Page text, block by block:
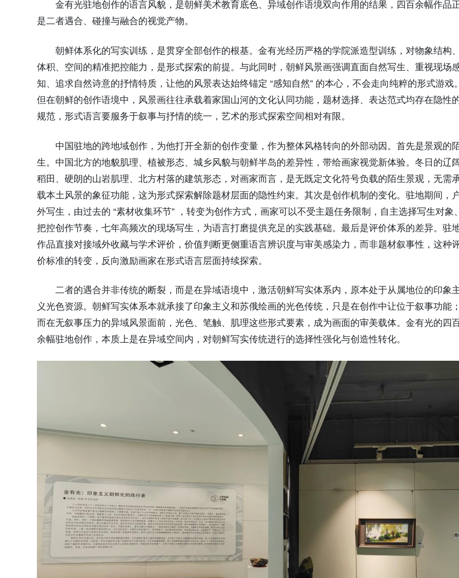
金有光驻地创作的语言风貌，是朝鲜美术教育底色、异域创作语境双向作用的结果，四百余幅作品
是二者遇合、碰撞与融合的视觉产物。
朝鲜体系化的写实训练，是贯穿全部创作的根基。金有光经历严格的学院派造型训练，对物象结构、
体积、空间的精准把控能力，是形式探索的前提。与此同时，朝鲜风景画强调直面自然写生、重视现场
知、追求自然诗意的抒情特质，让他的风景表达始终锚定 “感知自然” 的本心，不会走向纯粹的形式游戏。
但在朝鲜的创作语境中，风景画往往承载着家国山河的文化认同功能，题材选择、表达范式均存在隐性
规范，形式语言要服务于叙事与抒情的统一，艺术的形式探索空间相对有限。
中国驻地的跨地域创作，为他打开全新的创作变量，作为整体风格转向的外部动因。首先是景观的
生。中国北方的地貌肌理、植被形态、城乡风貌与朝鲜半岛的差异性，带给画家视觉新体验。冬日的辽
稻田、硬朗的山岩肌理、北方村落的建筑形态，对画家而言，是无既定文化符号负载的陌生景观，无需
载本土风景的象征功能，这为形式探索解除题材层面的隐性约束。其次是创作机制的变化。驻地期间，
外写生，由过去的 “素材收集环节” ，转变为创作方式，画家可以不受主题任务限制，自主选择写生对象、
把控创作节奏，七年高频次的现场写生，为语言打磨提供充足的实践基础。最后是评价体系的差异。驻
作品直接对接域外收藏与学术评价，价值判断更侧重语言辨识度与审美感染力，而非题材叙事性，这种
价标准的转变，反向激励画家在形式语言层面持续探索。
二者的遇合并非传统的断裂，而是在异域语境中，激活朝鲜写实体系内，原本处于从属地位的印象
义光色资源。朝鲜写实体系本就承接了印象主义和苏俄绘画的光色传统，只是在创作中让位于叙事功能；
而在无叙事压力的异域风景面前，光色、笔触、肌理这些形式要素，成为画面的审美载体。金有光的四
余幅驻地创作，本质上是在异域空间内，对朝鲜写实传统进行的选择性强化与创造性转化。